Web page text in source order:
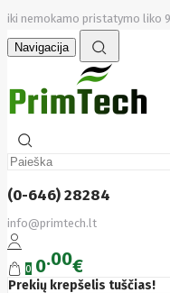
iki nemokamo pristatymo liko
Navigacija
(0-646) 28284
info@primtech.lt
0 0 00€
Prekių krepšelis tuščias!